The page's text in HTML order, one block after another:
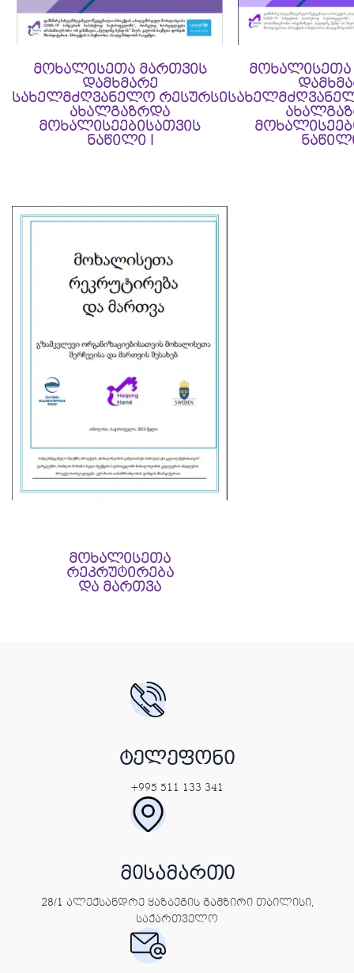
მოხალისეთა მართვის
დამხმარე
სახელმძღვანელო რესურსი
ახალგაზრდა
მოხალისეებისათვის
ნაწილი I
მოხალისეთა
მოხალისეთა
რეკრუტირება
და მართვა
ტელეფონი
+995 511 133 341
მისამართი
28/1 ალექსანდრე ყაზბეგის გამზირი თბილისი,
საქართველო